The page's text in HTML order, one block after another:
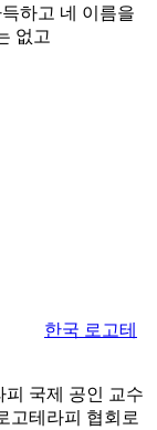
하고 네 이름을
없고
한국 로고테
국제 공인 교수
고테라피 협회로